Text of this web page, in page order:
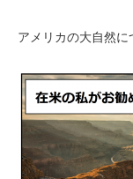
アメリカの大自然に